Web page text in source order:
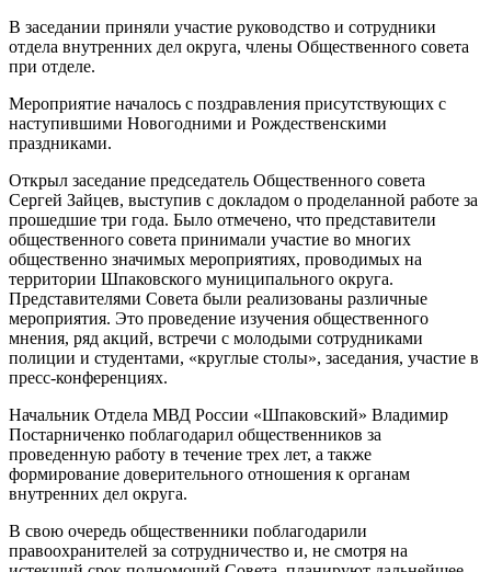
В заседании приняли участие руководство и сотрудники
отдела внутренних дел округа, члены Общественного совета
при отделе.
Мероприятие началось с поздравления присутствующих с
наступившими Новогодними и Рождественскими
праздниками.
Открыл заседание председатель Общественного совета
Сергей Зайцев, выступив с докладом о проделанной работе за
прошедшие три года. Было отмечено, что представители
общественного совета принимали участие во многих
общественно значимых мероприятиях, проводимых на
территории Шпаковского муниципального округа.
Представителями Совета были реализованы различные
мероприятия. Это проведение изучения общественного
мнения, ряд акций, встречи с молодыми сотрудниками
полиции и студентами, «круглые столы», заседания, участие в
пресс-конференциях.
Начальник Отдела МВД России «Шпаковский» Владимир
Постарниченко поблагодарил общественников за
проведенную работу в течение трех лет, а также
формирование доверительного отношения к органам
внутренних дел округа.
В свою очередь общественники поблагодарили
правоохранителей за сотрудничество и, не смотря на